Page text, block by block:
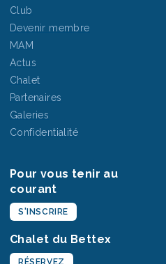
Club
Devenir membre
MAM
Actus
Chalet
Partenaires
Galeries
Confidentialité
Pour vous tenir au
courant
S'INSCRIRE
Chalet du Bettex